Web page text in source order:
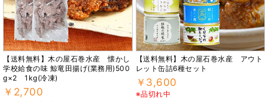
【送料無料】木の屋石巻水産 懐かし
学校給食の味 鯨竜田揚げ(業務用)500
g×2 1kg(冷凍)
￥2,700
【送料無料】木の屋石巻水産 アウト
レット缶詰6種セット
￥3,600
※品切れ中